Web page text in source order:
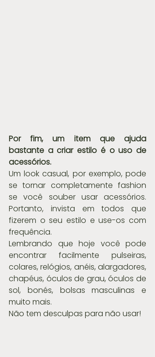
Por fim, um item que ajuda
bastante a criar estilo é o uso de
acessórios.
Um look casual, por exemplo, pode
se tornar completamente fashion
se você souber usar acessórios.
Portanto, invista em todos que
fizerem o seu estilo e use-os com
frequência.
Lembrando que hoje você pode
encontrar facilmente pulseiras,
colares, relógios, anéis, alargadores,
chapéus, óculos de grau, óculos de
sol, bonés, bolsas masculinas e
muito mais.
Não tem desculpas para não usar!